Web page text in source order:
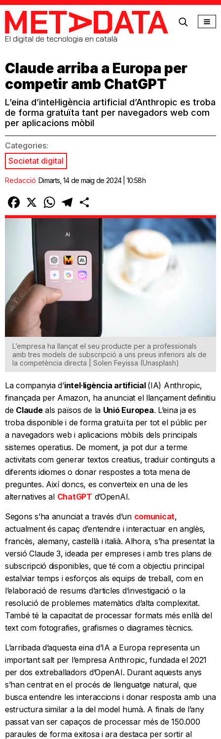
MetaData
El digital de tecnologia en català
Claude arriba a Europa per
competir amb ChatGPT
L’eina d’intel·ligència artificial d’Anthropic es troba
de forma gratuïta tant per navegadors web com
per aplicacions mòbil
Categories:
Societat digital
Redacció Dimarts, 14 de maig de 2024 | 10:58h
Facebook
X WhatsAppTelegram
L’empresa ha llançat el seu producte per a professionals
amb tres models de subscripció a uns preus inferiors als de
la competència directa | Solen Feyissa (Unasplash)
La companyia d’intel·ligència artificial (IA) Anthropic,
finançada per Amazon, ha anunciat el llançament definitiu
de Claudeals països de la Unió Europea. L’eina ja es
troba disponible i de forma gratuïta per tot el públic per
a navegadors web i aplicacions mòbils dels principals
sistemes operatius. De moment, ja pot dur a terme
activitats com generar textos creatius, traduir continguts a
diferents idiomes o donar respostes a tota mena de
preguntes. Així doncs, es converteix en una de les
alternatives al ChatGPT d’OpenAI.
Segons s’ha anunciat a través d’un comunicat,
actualment és capaç d’entendre i interactuar en anglès,
francès, alemany, castellà i italià. Alhora, s’ha presentat la
versió Claude 3, ideada per empreses i amb tres plans de
subscripció disponibles, que té com a objectiu principal
estalviar temps i esforços als equips de treball, com en
l’elaboració de resums d’articles d’investigació o la
resolució de problemes matemàtics d’alta complexitat.
També té la capacitat de processar formats més enllà del
text com fotografies, grafismes o diagrames tècnics.
L’arribada d’aquesta eina d’IA a Europa representa un
important salt per l’empresa Anthropic, fundada el 2021
per dos extreballadors d’OpenAI. Durant aquests anys
s’han centrat en el procés de llenguatge natural, que
busca entendre les interaccions i donar resposta amb una
estructura similar a la del model humà. A finals de l’any
passat van ser capaços de processar més de 150.000
paraules de forma exitosa i ara destaca per sortir al